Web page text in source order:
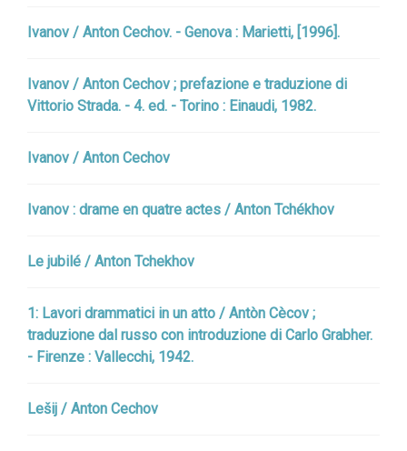
Ivanov / Anton Cechov. - Genova : Marietti, [1996].
Ivanov / Anton Cechov ; prefazione e traduzione di
Vittorio Strada. - 4. ed. - Torino : Einaudi, 1982.
Ivanov / Anton Cechov
Ivanov : drame en quatre actes / Anton Tchékhov
Le jubilé / Anton Tchekhov
1: Lavori drammatici in un atto / Antòn Cècov ;
traduzione dal russo con introduzione di Carlo Grabher.
- Firenze : Vallecchi, 1942.
Lešij / Anton Cechov